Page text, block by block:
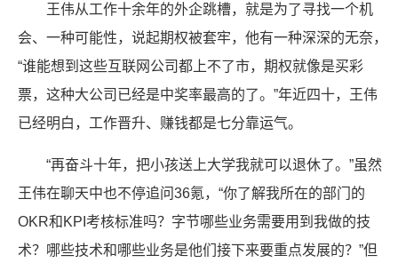
王伟从工作十余年的外企跳槽，就是为了寻找一个机
会、一种可能性，说起期权被套牢，他有一种深深的无奈，
“谁能想到这些互联网公司都上不了市，期权就像是买彩
票，这种大公司已经是中奖率最高的了。”年近四十，王伟
已经明白，工作晋升、赚钱都是七分靠运气。
“再奋斗十年，把小孩送上大学我就可以退休了。”虽然
王伟在聊天中也不停追问36氪，“你了解我所在的部门的
OKR和KPI考核标准吗？字节哪些业务需要用到我做的技
术？哪些技术和哪些业务是他们接下来要重点发展的？”但